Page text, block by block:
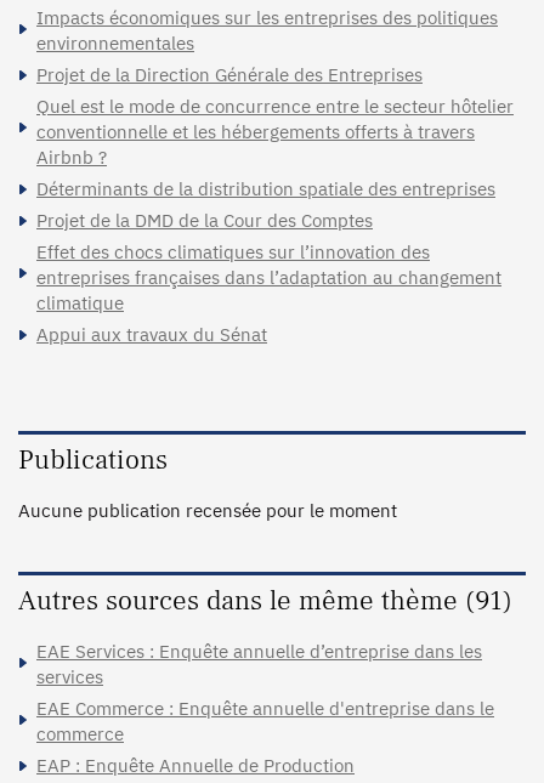
Impacts économiques sur les entreprises des politiques
environnementales
Projet de la Direction Générale des Entreprises
Quel est le mode de concurrence entre le secteur hôtelier
conventionnelle et les hébergements offerts à travers
Airbnb ?
Déterminants de la distribution spatiale des entreprises
Projet de la DMD de la Cour des Comptes
Effet des chocs climatiques sur l’innovation des
entreprises françaises dans l’adaptation au changement
climatique
Appui aux travaux du Sénat
Publications
Aucune publication recensée pour le moment
Autres sources dans le même thème (91)
EAE Services : Enquête annuelle d’entreprise dans les
services
EAE Commerce : Enquête annuelle d'entreprise dans le
commerce
EAP : Enquête Annuelle de Production